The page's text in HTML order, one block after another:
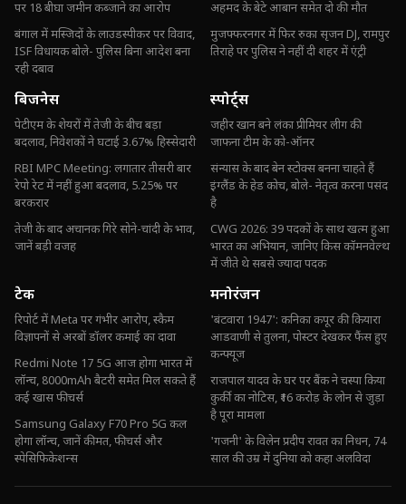
पर 18 बीघा जमीन कब्जाने का आरोप
बंगाल में मस्जिदों के लाउडस्पीकर पर विवाद,
ISF विधायक बोले- पुलिस बिना आदेश बना
रही दबाव
अहमद के बेटे आबान समेत दो की मौत
मुजफ्फरनगर में फिर रुका सृजन DJ, रामपुर
तिराहे पर पुलिस ने नहीं दी शहर में एंट्री
बिजनेस
पेटीएम के शेयरों में तेजी के बीच बड़ा
बदलाव, निवेशकों ने घटाई 3.67% हिस्सेदारी
RBI MPC Meeting: लगातार तीसरी बार
रेपो रेट में नहीं हुआ बदलाव, 5.25% पर
बरकरार
तेजी के बाद अचानक गिरे सोने-चांदी के भाव,
जानें बड़ी वजह
स्पोर्ट्स
जहीर खान बने लंका प्रीमियर लीग की
जाफना टीम के को-ऑनर
संन्यास के बाद बेन स्टोक्स बनना चाहते हैं
इंग्लैंड के हेड कोच, बोले- नेतृत्व करना पसंद
है
CWG 2026: 39 पदकों के साथ खत्म हुआ
भारत का अभियान, जानिए किस कॉमनवेल्थ
में जीते थे सबसे ज्यादा पदक
टेक
रिपोर्ट में Meta पर गंभीर आरोप, स्कैम
विज्ञापनों से अरबों डॉलर कमाई का दावा
Redmi Note 17 5G आज होगा भारत में
लॉन्च, 8000mAh बैटरी समेत मिल सकते हैं
कई खास फीचर्स
Samsung Galaxy F70 Pro 5G कल
होगा लॉन्च, जानें कीमत, फीचर्स और
स्पेसिफिकेशन्स
मनोरंजन
'बंटवारा 1947': कनिका कपूर की कियारा
आडवाणी से तुलना, पोस्टर देखकर फैंस हुए
कन्फ्यूज
राजपाल यादव के घर पर बैंक ने चस्पा किया
कुर्की का नोटिस, ₹16 करोड़ के लोन से जुड़ा
है पूरा मामला
'गजनी' के विलेन प्रदीप रावत का निधन, 74
साल की उम्र में दुनिया को कहा अलविदा